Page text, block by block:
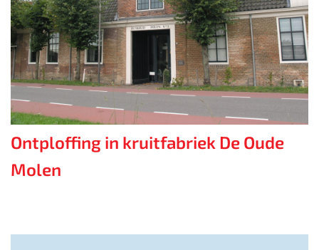
Ontploffing in kruitfabriek De Oude
Molen